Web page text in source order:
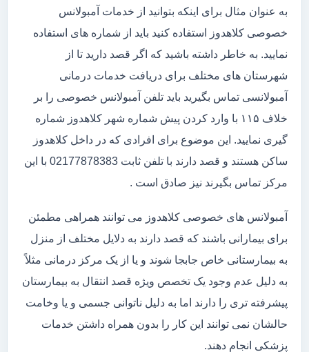
به عنوان مثال برای اینکه بتوانید از خدمات آمبولانس
خصوصی کلاهدوز استفاده کنید باید از شماره های استفاده
نمایید. به خاطر داشته باشید که اگر قصد دارید تا از
شهرستان های مختلف برای دریافت خدمات درمانی
آمبولانسی تماس بگیرید باید تلفن آمبولانس خصوصی را بر
خلاف ۱۱۵ با وارد کردن پیش شماره شهر کلاهدوز شماره
گیری نمایید. این موضوع برای افرادی که در داخل کلاهدوز
ساکن هستند و قصد دارند با تلفن ثابت 02177878383 با این
مرکز تماس بگیرند نیز صادق است .
آمبولانس های خصوصی کلاهدوز می توانند همراهی مطمئن
برای بیمارانی باشند که قصد دارند به دلایل مختلف از منزل
به بیمارستانی خاص جابجا شوند و یا از یک مرکز درمانی مثلاً
به دلیل عدم وجود یک تخصص ویژه قصد انتقال به بیمارستان
پیشرفته تری را دارند اما به دلیل ناتوانی جسمی و یا وخامت
حالشان نمی توانند این کار را بدون همراه داشتن خدمات
پزشکی انجام دهند.